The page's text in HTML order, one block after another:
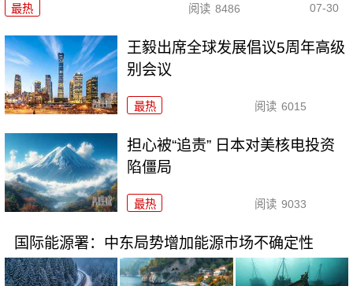
最热 阅读 8486 07-30
王毅出席全球发展倡议5周年高级
别会议
最热 阅读 6015
担心被“追责” 日本对美核电投资
陷僵局
最热 阅读 9033
国际能源署：中东局势增加能源市场不确定性